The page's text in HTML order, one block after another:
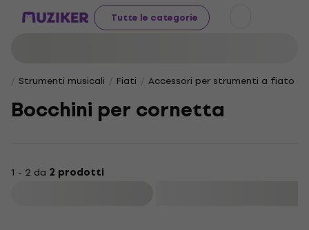
Tutte le categorie
Strumenti musicali Fiati Accessori per strumenti a fiato
Bocchini per cornetta
1 - 2 da 2 prodotti